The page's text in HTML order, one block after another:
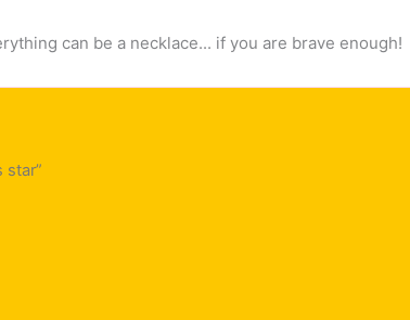
can be a necklace... if you are brave enough!
star”